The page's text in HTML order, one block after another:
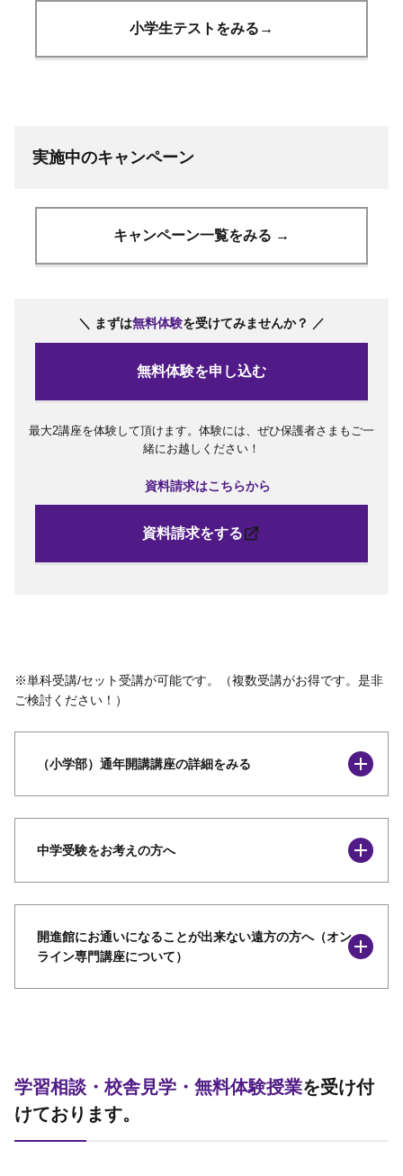
小学生テストをみる→
実施中のキャンペーン
キャンペーン一覧をみる →
＼ まずは無料体験を受けてみませんか？ ／
無料体験を申し込む
最大2講座を体験して頂けます。体験には、ぜひ保護者さまもご一
緒にお越しください！
資料請求はこちらから
資料請求をする
※単科受講/セット受講が可能です。（複数受講がお得です。是非
ご検討ください！）
（小学部）通年開講講座の詳細をみる
中学受験をお考えの方へ
開進館にお通いになることが出来ない遠方の方へ（オン
ライン専門講座について）
学習相談・校舎見学・無料体験授業を受け付
けております。